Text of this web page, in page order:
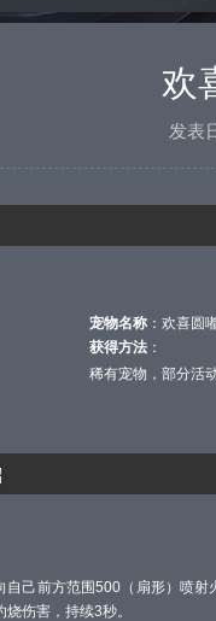
欢
发表
宠物名称 ：欢喜圆
获得方法 ：
稀有宠物，部分活
自己前方范围500（扇形）喷
烧伤害，持续3秒。